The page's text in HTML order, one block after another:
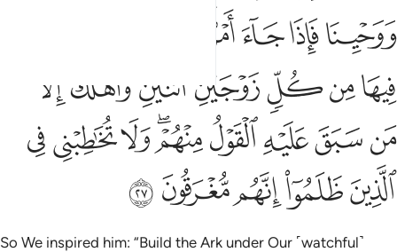
ﳂﳃﳄﳅ
ﳉﳊﳋﳌﳍﳎﳏ
ﳐﳑﳒﳓﳔﳕﳖﳗﳘ
ﳙﳚﳛﳜﳝ
So We inspired him: “Build the Ark under Our ˹watchful˺